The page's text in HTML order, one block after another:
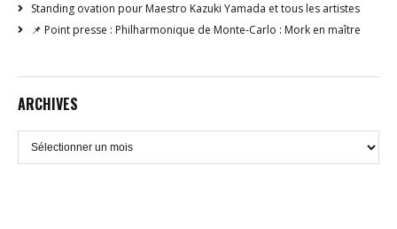
Standing ovation pour Maestro Kazuki Yamada et tous les artistes
📌 Point presse : Philharmonique de Monte-Carlo : Mork en maître
ARCHIVES
Archives